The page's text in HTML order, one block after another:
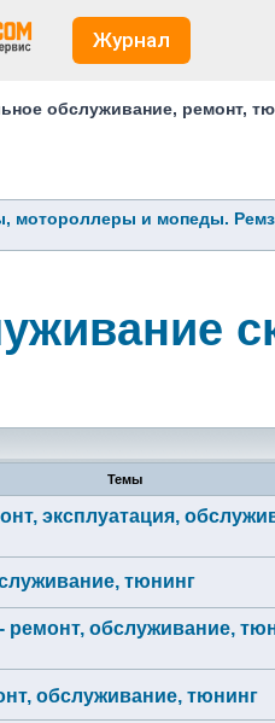
Журнал
обслуживание,
мотороллеры и мопеды.
Темы
эксплуатация,
тюнинг
ремонт, обслуживание,
обслуживание, тюнинг